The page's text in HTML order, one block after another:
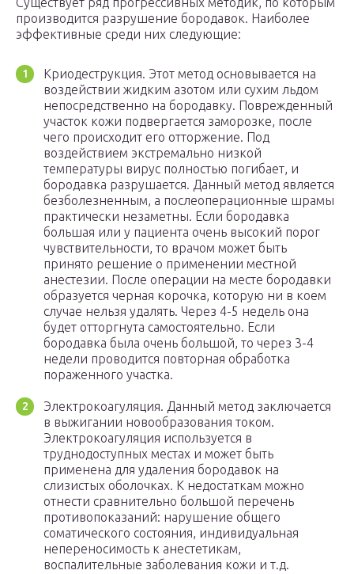
производится разрушение бородавок. Наиболее
эффективные среди них следующие:
Криодеструкция. Этот метод основывается на
воздействии жидким азотом или сухим льдом
непосредственно на бородавку. Поврежденный
участок кожи подвергается заморозке, после
чего происходит его отторжение. Под
воздействием экстремально низкой
температуры вирус полностью погибает, и
бородавка разрушается. Данный метод является
безболезненным, а послеоперационные шрамы
практически незаметны. Если бородавка
большая или у пациента очень высокий порог
чувствительности, то врачом может быть
принято решение о применении местной
анестезии. После операции на месте бородавки
образуется черная корочка, которую ни в коем
случае нельзя удалять. Через 4-5 недель она
будет отторгнута самостоятельно. Если
бородавка была очень большой, то через 3-4
недели проводится повторная обработка
пораженного участка.
Электрокоагуляция. Данный метод заключается
в выжигании новообразования током.
Электрокоагуляция используется в
труднодоступных местах и может быть
применена для удаления бородавок на
слизистых оболочках. К недостаткам можно
отнести сравнительно большой перечень
противопоказаний: нарушение общего
соматического состояния, индивидуальная
непереносимость к анестетикам,
воспалительные заболевания кожи и т.д.